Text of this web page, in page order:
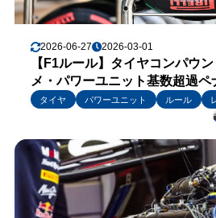
2026-06-27 2026-03-01
【F1ルール】タイヤコンパウ
メ・パワーユニット基数超過ペ
タイヤ パワーユニット ルール